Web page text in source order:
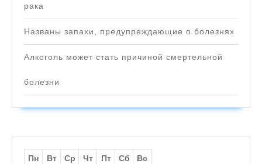
рака
Названы запахи, предупреждающие о болезнях
Алкоголь может стать причиной смертельной
болезни
Пн Вт Ср Чт Пт Сб Вс